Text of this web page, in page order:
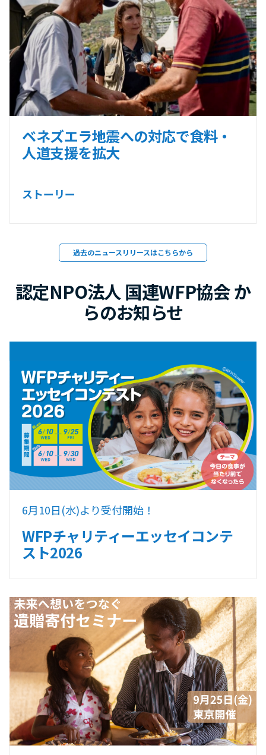
ベネズエラ地震への対応で食料・
人道支援を拡大
ストーリー
過去のニュースリリースはこちらから
認定NPO法人 国連WFP協会 か
らのお知らせ
6月10日(水)より受付開始！
WFPチャリティーエッセイコンテ
スト2026